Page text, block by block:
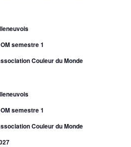
semestre 1
Couleur du Monde
semestre 1
Couleur du Monde